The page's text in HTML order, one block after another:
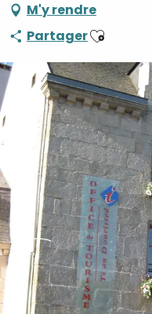
M'y rendre
PartagerAjouter